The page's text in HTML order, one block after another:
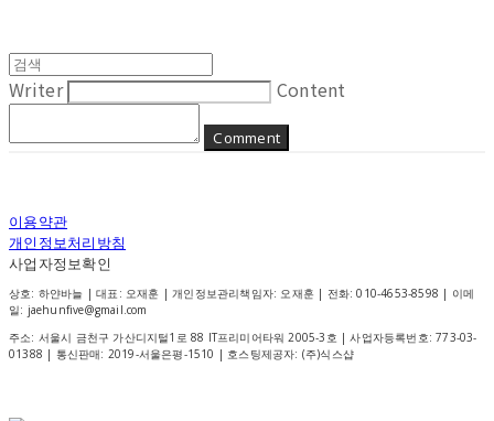
Writer Content
Comment
이용약관
개인정보처리방침
사업자정보확인
상호: 하얀바늘 | 대표: 오재훈 | 개인정보관리책임자: 오재훈 | 전화: 010-4653-8598 | 이메
일: jaehunfive@gmail.com
주소: 서울시 금천구 가산디지털1로 88 IT프리미어타워 2005-3호 | 사업자등록번호:773-03-
01388 | 통신판매: 2019-서울은평-1510 | 호스팅제공자: (주)식스샵